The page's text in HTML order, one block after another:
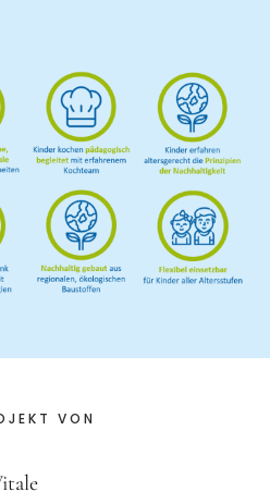
– Mit allen Sinnen
lernen
Angebote
Geburtstag
im KiKoMo
VON